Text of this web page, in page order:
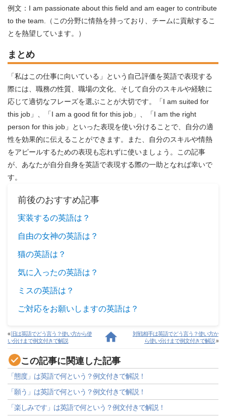
例文：I am passionate about this field and am eager to contribute
to the team.（この分野に情熱を持っており、チームに貢献するこ
とを熱望しています。）
まとめ
「私はこの仕事に向いている」という自己評価を英語で表現する
際には、職務の性質、職場の文化、そして自分のスキルや経験に
応じて適切なフレーズを選ぶことが大切です。「I am suited for
this job」、「I am a good fit for this job」、「I am the right
person for this job」といった表現を使い分けることで、自分の適
性を効果的に伝えることができます。また、自分のスキルや情熱
をアピールするための表現も忘れずに使いましょう。この記事
が、あなたが自分自身を英語で表現する際の一助となれば幸いで
す。
前後のおすすめ記事
実装するの英語は？
自由の女神の英語は？
猫の英語は？
気に入ったの英語は？
ミスの英語は？
ご対応をお願いしますの英語は？
« 旧は英語でどう言う？使い方から使
い分けまで例文付きで解説
対戦相手は英語でどう言う？使い方か
ら使い分けまで例文付きで解説»
この記事に関連した記事
「態度」は英語で何という？例文付きで解説！
「願う」は英語で何という？例文付きで解説！
「楽しみです」は英語で何という？例文付きで解説！